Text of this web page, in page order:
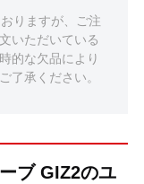
りますが、ご注
いただいている
的な欠品により
了承ください。
ブ GIZ2のユ